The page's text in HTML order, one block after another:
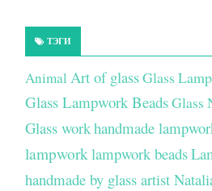
ТЭГИ
Animal Art of glassGlass
Glass Lampwork BeadsGlass
Glass workhandmade
lampworklampwork beads
handmade by glass artist